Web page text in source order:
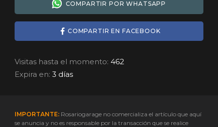
COMPARTIR POR WHATSAPP
COMPARTIR EN FACEBOOK
Visitas hasta el momento: 462
Expira en: 3 días
IMPORTANTE: Rosariogarage no comercializa el artículo que aquí
se anuncia y no es responsable por la transacción que se realice